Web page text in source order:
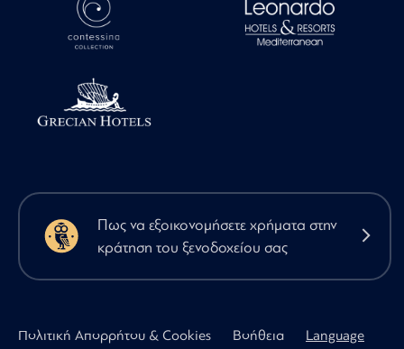
Πως να εξοικονομήσετε χρήματα στην
κράτηση του ξενοδοχείου σας
Πολιτική Απορρήτου & Cookies Βοήθεια Language